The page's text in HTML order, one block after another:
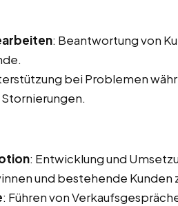
: Beantwortung von
bei Problemen
: Entwicklung und
und bestehende Kunden
: Führen von